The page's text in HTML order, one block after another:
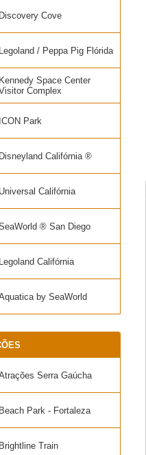
Discovery Cove
Legoland / Peppa Pig Flórida
Kennedy Space Center
Complex
ICON Park
Disneyland Califórnia ®
Universal Califórnia
® San Diego
Legoland Califórnia
by SeaWorld
Serra Gaúcha
Beach Park - Fortaleza
Brightline Train